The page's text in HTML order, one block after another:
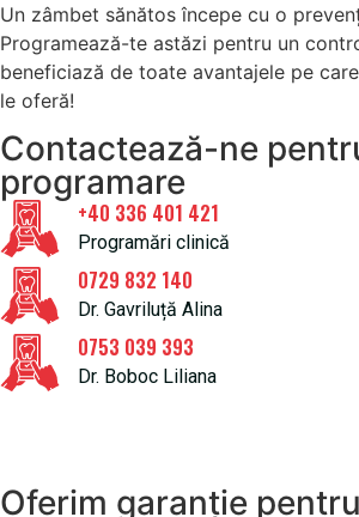
Un zâmbet sănătos începe cu o
Programează-te astăzi pentru un
beneficiază de toate avantajele pe
le oferă!
Contactează-ne
programare
+40 336 401 421
Programări clinică
0729 832 140
Dr. Gavriluță Alina
0753 039 393
Dr. Boboc Liliana
Oferim garanție